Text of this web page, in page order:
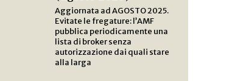
Aggiornata ad AGOSTO 2025.
Evitate le fregature: l’AMF
pubblica periodicamente una
lista di broker senza
autorizzazione dai quali stare
alla larga